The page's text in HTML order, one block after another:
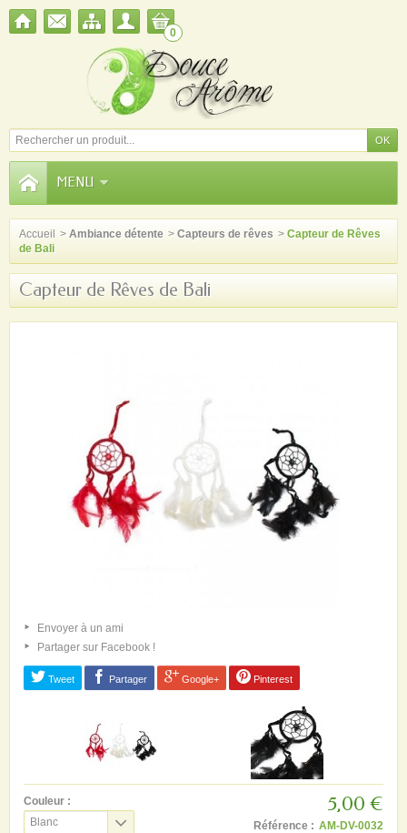
0
MENU
Accueil > Ambiance détente > Capteurs de rêves > Capteur de Rêves
de Bali
Capteur de Rêves de Bali
Envoyer à un ami
Partager sur Facebook !
Tweet Partager Google+ Pinterest
Couleur :
Blanc
5,00 €
Référence : AM-DV-0032